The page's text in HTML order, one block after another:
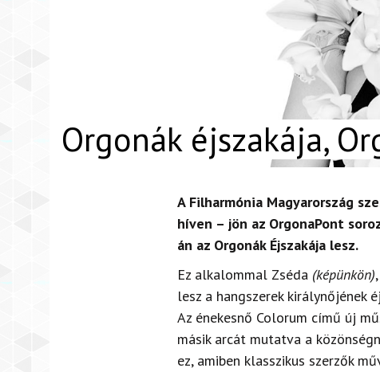
Orgonák éjszakája,
A Filharmónia Magyarország
híven – jön az OrgonaPont
án az Orgonák Éjszakája lesz.
Ez alkalommal Zséda (képünkön)
lesz a hangszerek királynőjének
Az énekesnő Colorum című új
másik arcát mutatva a
ez, amiben klasszikus szerzők